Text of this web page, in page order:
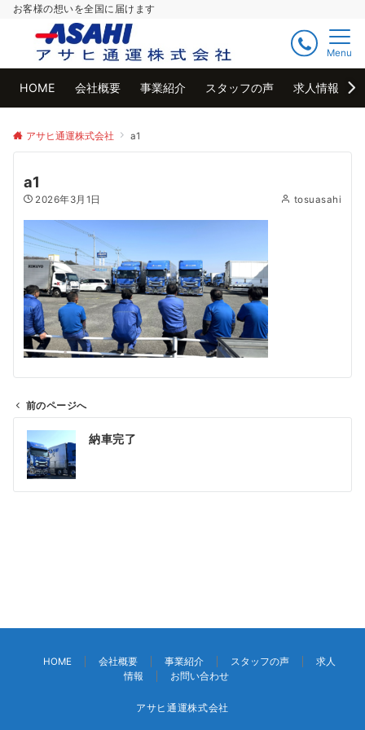
お客様の想いを全国に届けます
Menu
HOME 会社概要 事業紹介 スタッフの声 求人情報
アサヒ通運株式会社 a1
a1
2026年3月1日 tosuasahi
ビ
前のページへ
納車完了
HOME 会社概要 事業紹介 スタッフの声
求人
情報
お問い合わせ
アサヒ通運株式会社